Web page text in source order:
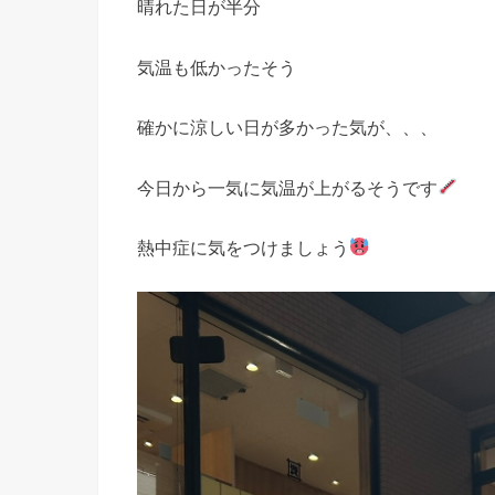
晴れた日が半分
気温も低かったそう
確かに涼しい日が多かった気が、、、
今日から一気に気温が上がるそうです
熱中症に気をつけましょう